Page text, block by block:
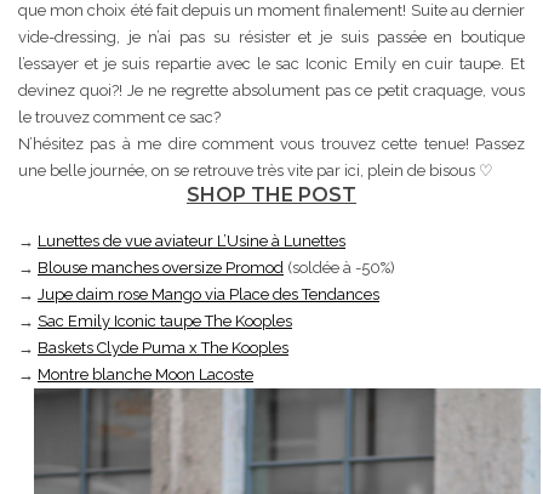
que mon choix été fait depuis un moment finalement! Suite au dernier
vide-dressing, je n’ai pas su résister et je suis passée en boutique
l’essayer et je suis repartie avec le sac Iconic Emily en cuir taupe. Et
devinez quoi?! Je ne regrette absolument pas ce petit craquage, vous
le trouvez comment ce sac?
N’hésitez pas à me dire comment vous trouvez cette tenue! Passez
une belle journée, on se retrouve très vite par ici, plein de bisous ♡
SHOP THE POST
→ Lunettes de vue aviateur L’Usine à Lunettes
→ Blouse manches oversize Promod (soldée à -50%)
→ Jupe daim rose Mango via Place des Tendances
→ Sac Emily Iconic taupe The Kooples
→ Baskets Clyde Puma x The Kooples
→ Montre blanche Moon Lacoste